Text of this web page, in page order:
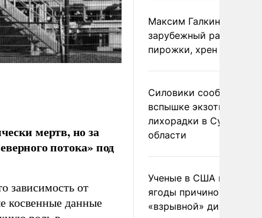
мертв, но за
потока» под
зависимость от
косвенные данные
Максим Галкин
зарубежный райдер
пирожки, хрен и морс
Силовики сообщили о
вспышке экзотической
лихорадки в Сумской
области
Ученые в США назвали
ягоды причиной
«взрывной» диареи